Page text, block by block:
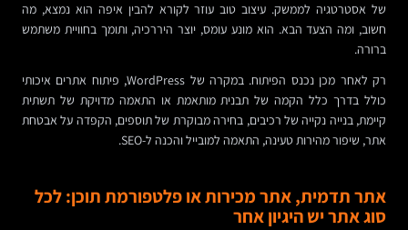
של אסטרטגיה לממשק. עיצוב טוב עוזר לקורא להבין איפה הוא נמצא, מה
חשוב, ומה הצעד הבא. הוא מונע עומס, יוצר היררכיה, ותומך בחוויית משתמש
ברורה.
רק לאחר מכן נכנס הפיתוח. במקרה של WordPress, פיתוח אתרים איכותי
כולל בדרך כלל הקמה של תבנית מותאמת או התאמה מדויקת של תשתית
קיימת, בנייה נקייה של רכיבים, בחירה מבוקרת של תוספים, הקפדה על אבטחת
אתר, שיפור מהירות טעינה, התאמה למובייל והכנה ל-SEO.
אתר תדמית, אתר מכירות או פלטפורמת תוכן: לכל
סוג אתר יש היגיון אחר